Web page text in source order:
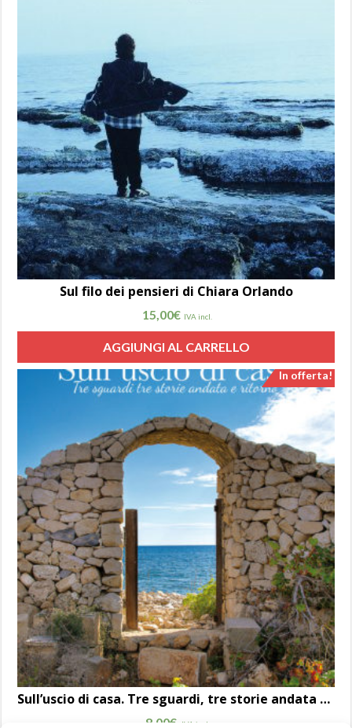
Sul filo dei pensieri di Chiara Orlando
15,00€ IVA incl.
AGGIUNGI AL CARRELLO
In offerta!
Sull’uscio di casa. Tre sguardi, tre storie andata e ritorno
8,00€ IVA incl.